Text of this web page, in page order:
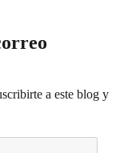
a este blog y